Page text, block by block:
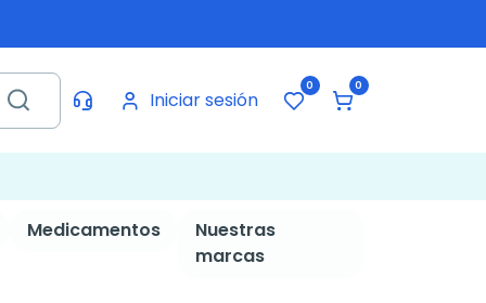
Iniciar sesión
0 0
Medicamentos
Nuestras
marcas